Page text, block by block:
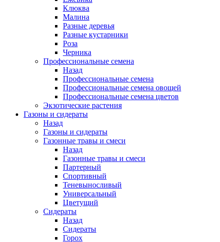
Клюква
Малина
Разные деревья
Разные кустарники
Роза
Черника
Профессиональные семена
Назад
Профессиональные семена
Профессиональные семена овощей
Профессиональные семена цветов
Экзотические растения
Газоны и сидераты
Назад
Газоны и сидераты
Газонные травы и смеси
Назад
Газонные травы и смеси
Партерный
Спортивный
Теневыносливый
Универсальный
Цветущий
Сидераты
Назад
Сидераты
Горох